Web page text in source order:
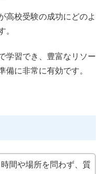
高校受験の成功にどのよ
。
学習でき、豊富なリソー
備に非常に有効です。
間や場所を問わず、質